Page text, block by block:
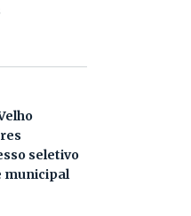
seletivo
municipal